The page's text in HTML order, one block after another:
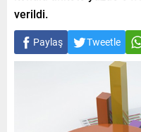
verildi.
Paylaş Tweetle